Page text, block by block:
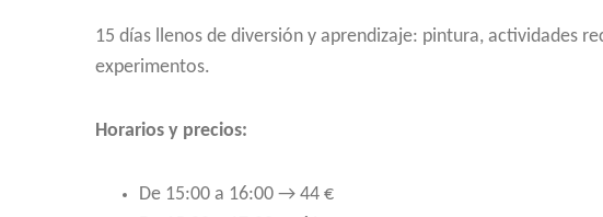
15 días llenos de diversión y aprendizaje: pintura, actividades
experimentos.
Horarios y precios:
De 15:00 a 16:00 → 44 €